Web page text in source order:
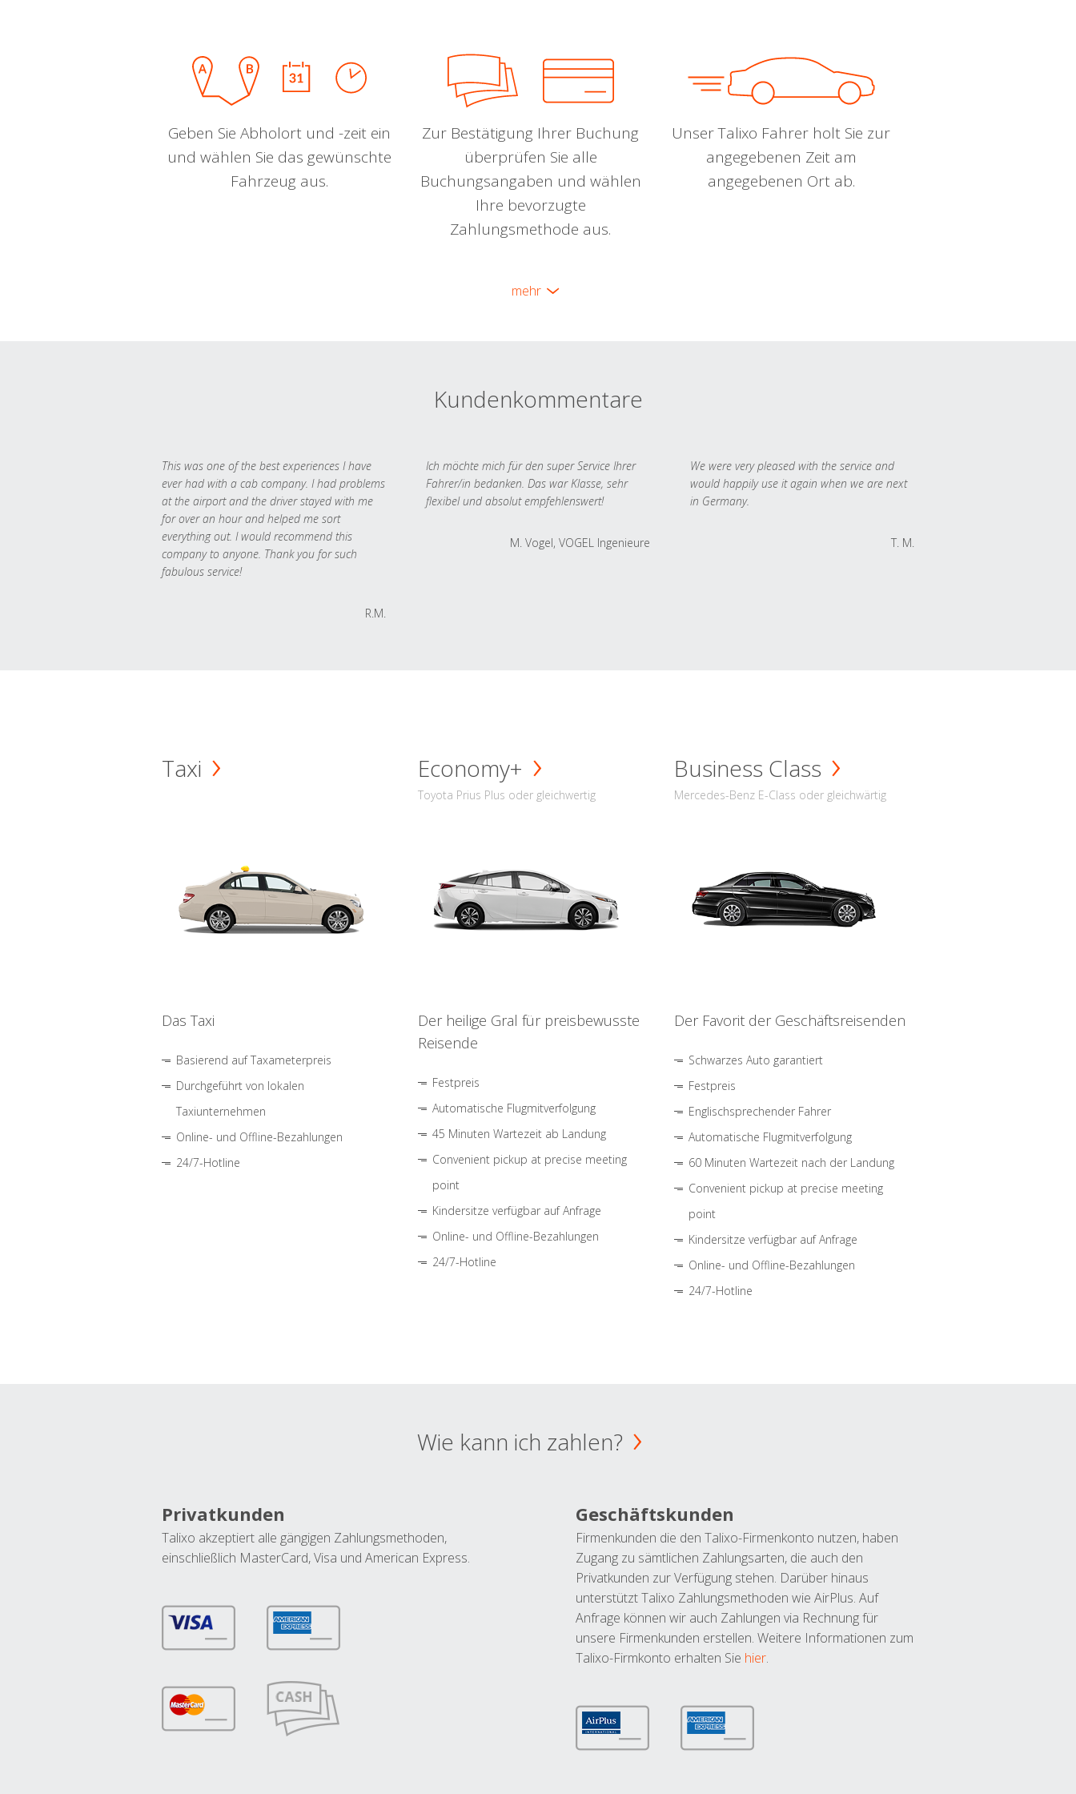
Geben Sie Abholort und -zeit ein
und wählen Sie das gewünschte
Fahrzeug aus.
Zur Bestätigung Ihrer Buchung
überprüfen Sie alle
Buchungsangaben und wählen
Ihre bevorzugte
Zahlungsmethode aus.
Unser Talixo Fahrer holt Sie zur
angegebenen Zeit am
angegebenen Ort ab.
mehr
Kundenkommentare
This was one of the best experiences I have
ever had with a cab company. I had problems
at the airport and the driver stayed with me
for over an hour and helped me sort
everything out. I would recommend this
company to anyone. Thank you for such
fabulous service!
R.M.
Ich möchte mich für den super Service Ihrer
Fahrer/in bedanken. Das war Klasse, sehr
flexibel und absolut empfehlenswert!
M. Vogel, VOGEL Ingenieure
We were very pleased with the service and
would happily use it again when we are next
in Germany.
T. M.
Taxi
Das Taxi
Basierend auf Taxameterpreis
Durchgeführt von lokalen
Taxiunternehmen
Online- und Offline-Bezahlungen
24/7-Hotline
Economy+
Toyota Prius Plus oder gleichwertig
Der heilige Gral für preisbewusste
Reisende
Festpreis
Automatische Flugmitverfolgung
45 Minuten Wartezeit ab Landung
Convenient pickup at precise meeting
point
Kindersitze verfügbar auf Anfrage
Online- und Offline-Bezahlungen
24/7-Hotline
Business Class
Mercedes-Benz E-Class oder gleichwärtig
Der Favorit der Geschäftsreisenden
Schwarzes Auto garantiert
Festpreis
Englischsprechender Fahrer
Automatische Flugmitverfolgung
60 Minuten Wartezeit nach der Landung
Convenient pickup at precise meeting
point
Kindersitze verfügbar auf Anfrage
Online- und Offline-Bezahlungen
24/7-Hotline
Wie kann ich zahlen?
Privatkunden
Talixo akzeptiert alle gängigen Zahlungsmethoden,
einschließlich MasterCard, Visa und American Express.
Geschäftskunden
Firmenkunden die den Talixo-Firmenkonto nutzen, haben
Zugang zu sämtlichen Zahlungsarten, die auch den
Privatkunden zur Verfügung stehen. Darüber hinaus
unterstützt Talixo Zahlungsmethoden wie AirPlus. Auf
Anfrage können wir auch Zahlungen via Rechnung für
unsere Firmenkunden erstellen. Weitere Informationen zum
Talixo-Firmkonto erhalten Sie hier.